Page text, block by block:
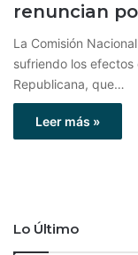
renuncian
La Comisión
sufriendo los
Republicana, que…
Leer más »
Lo Último